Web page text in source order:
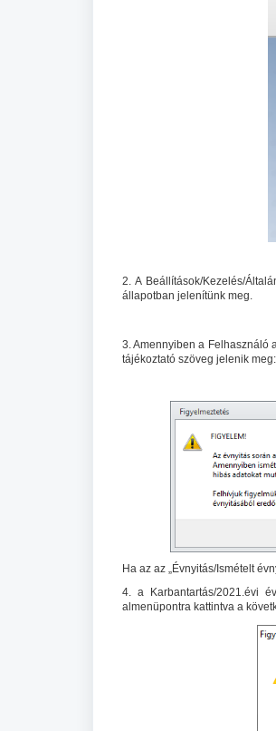
2. A Beállítások/Kezelés/
állapotban jelenítünk meg.
3. Amennyiben a Felhasználó
tájékoztató szöveg jelenik meg:
Ha az az „Évnyitás/Ismételt
4. a Karbantartás/2021.évi
almenüpontra kattintva a